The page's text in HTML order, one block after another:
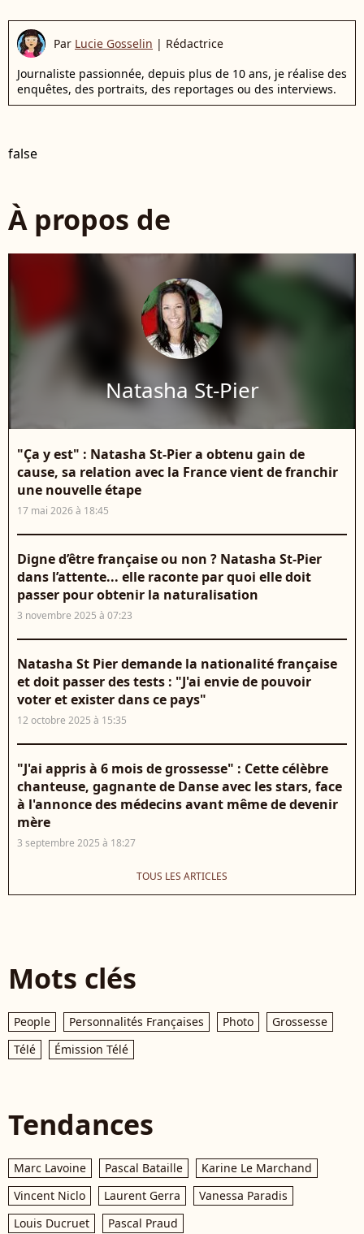
Par Lucie Gosselin | Rédactrice
Journaliste passionnée, depuis plus de 10 ans, je réalise des
enquêtes, des portraits, des reportages ou des interviews.
false
À propos de
Natasha St-Pier
"Ça y est" : Natasha St-Pier a obtenu gain de
cause, sa relation avec la France vient de franchir
une nouvelle étape
17 mai 2026 à 18:45
Digne d’être française ou non ? Natasha St-Pier
dans l’attente... elle raconte par quoi elle doit
passer pour obtenir la naturalisation
3 novembre 2025 à 07:23
Natasha St Pier demande la nationalité française
et doit passer des tests : "J'ai envie de pouvoir
voter et exister dans ce pays"
12 octobre 2025 à 15:35
"J'ai appris à 6 mois de grossesse" : Cette célèbre
chanteuse, gagnante de Danse avec les stars, face
à l'annonce des médecins avant même de devenir
mère
3 septembre 2025 à 18:27
TOUS LES ARTICLES
Mots clés
People Personnalités Françaises Photo
Grossesse
Télé
Émission Télé
Tendances
Marc Lavoine Pascal Bataille
Karine Le Marchand
Vincent Niclo
Laurent Gerra
Vanessa Paradis
Louis Ducruet
Pascal Praud